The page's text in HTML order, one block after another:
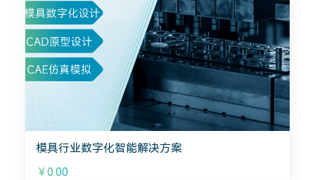
模具行业数字化智能解决方案
￥0.00